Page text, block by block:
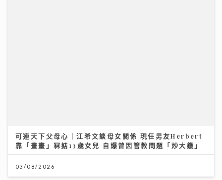
可連天下父母心｜江希文談母女關係 現任男友Herbert
靠「畫畫」冧掂13歲女兒 自爆曾因管教問題「炒大鑊」
03/08/2026